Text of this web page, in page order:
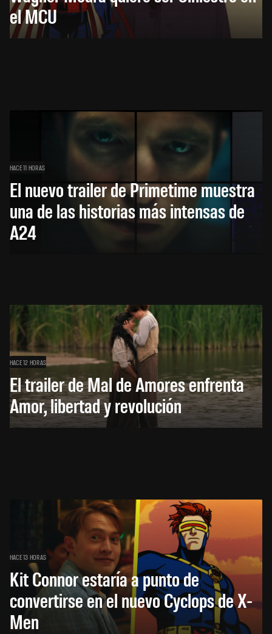
el MCU
HACE 11 HORAS
El nuevo trailer de Primetime muestra
una de las historias más intensas de
A24
HACE 12 HORAS
El trailer de Mal de Amores enfrenta
Amor, libertad y revolución
HACE 13 HORAS
Kit Connor estaría a punto de
convertirse en el nuevo Cyclops de X-
Men